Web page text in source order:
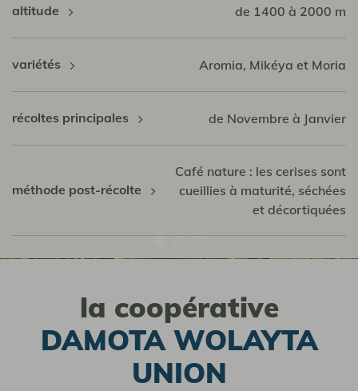
altitude de 1400 à 2000 m
variétés Aromia, Mikéya et Moria
récoltes principales de Novembre à Janvier
méthode post-récolte
Café nature : les cerises sont
cueillies à maturité, séchées
et décortiquées
la coopérative
DAMOTA WOLAYTA
UNION